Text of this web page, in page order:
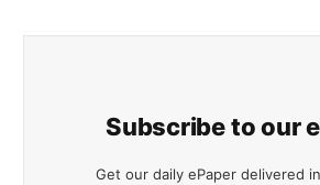
Subscribe to our
Get our daily ePaper delivered